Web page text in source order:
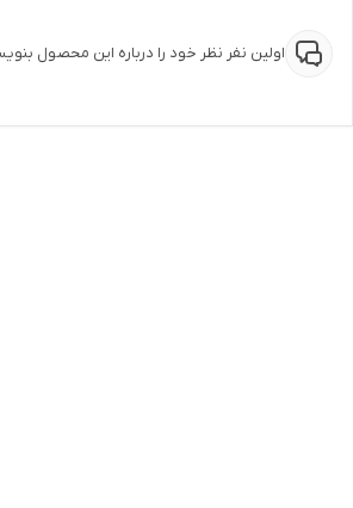
اولین نفر نظر خود را درباره این محصول